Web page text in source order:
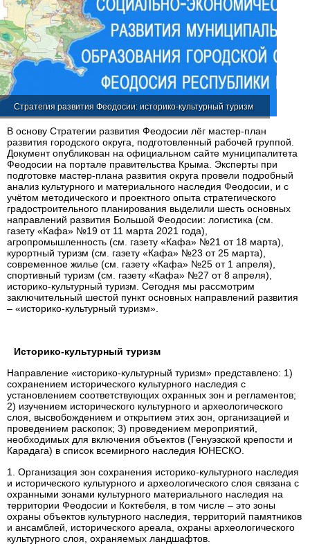
Стратегия развития Феодосии: историко-культурный туризм
В основу Стратегии развития Феодосии лёг мастер-план
развития городского округа, подготовленный рабочей группой.
Документ опубликован на официальном сайте муниципалитета
Феодосии на портале правительства Крыма. Эксперты при
подготовке мастер-плана развития округа провели подробный
анализ культурного и материального наследия Феодосии, и с
учётом методического и проектного опыта стратегического
градостроительного планирования выделили шесть основных
направлений развития Большой Феодосии: логистика (см.
газету «Кафа» №19 от 11 марта 2021 года),
агропромышленность (см. газету «Кафа» №21 от 18 марта),
курортный туризм (см. газету «Кафа» №23 от 25 марта),
современное жилье (см. газету «Кафа» №25 от 1 апреля),
спортивный туризм (см. газету «Кафа» №27 от 8 апреля),
историко-культурный туризм. Сегодня мы рассмотрим
заключительный шестой пункт основных направлений развития
– «историко-культурный туризм».
Историко-культурный туризм
Направление «историко-культурный туризм» представлено: 1)
сохранением исторического культурного наследия с
установлением соответствующих охранных зон и регламентов;
2) изучением исторического культурного и археологического
слоя, высвобождением и открытием этих зон, организацией и
проведением раскопок; 3) проведением мероприятий,
необходимых для включения объектов (Генуэзской крепости и
Карадага) в список всемирного наследия ЮНЕСКО.
1. Организация зон сохранения историко-культурного наследия
и исторического культурного и археологического слоя связана с
охранными зонами культурного материального наследия на
территории Феодосии и Коктебеля, в том числе – это зоны
охраны объектов культурного наследия, территорий памятников
и ансамблей, исторического ареала, охраны археологического
культурного слоя, охраняемых ландшафтов.